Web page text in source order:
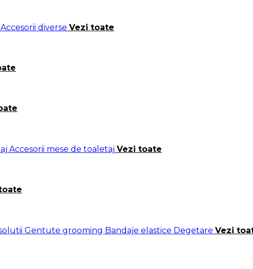
Accesorii diverse Vezi toate
Accesorii mese de toaletaj Vezi toate
Gentute grooming Bandaje elastice Degetare Vezi